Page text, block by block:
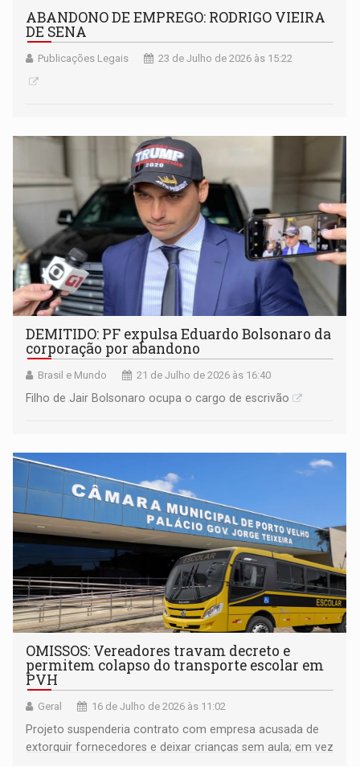
ABANDONO DE EMPREGO: RODRIGO VIEIRA
DE SENA
Publicações Legais 23 de Julho de 2026 às 15:22
DEMITIDO: PF expulsa Eduardo Bolsonaro da
corporação por abandono
Brasil e Mundo 21 de Julho de 2026 às 16:40
Filho de Jair Bolsonaro ocupa o cargo de escrivão
OMISSOS: Vereadores travam decreto e
permitem colapso do transporte escolar em
PVH
Geral 16 de Julho de 2026 às 11:02
Projeto suspenderia contrato com empresa acusada de
extorquir fornecedores e deixar crianças sem aula; em vez